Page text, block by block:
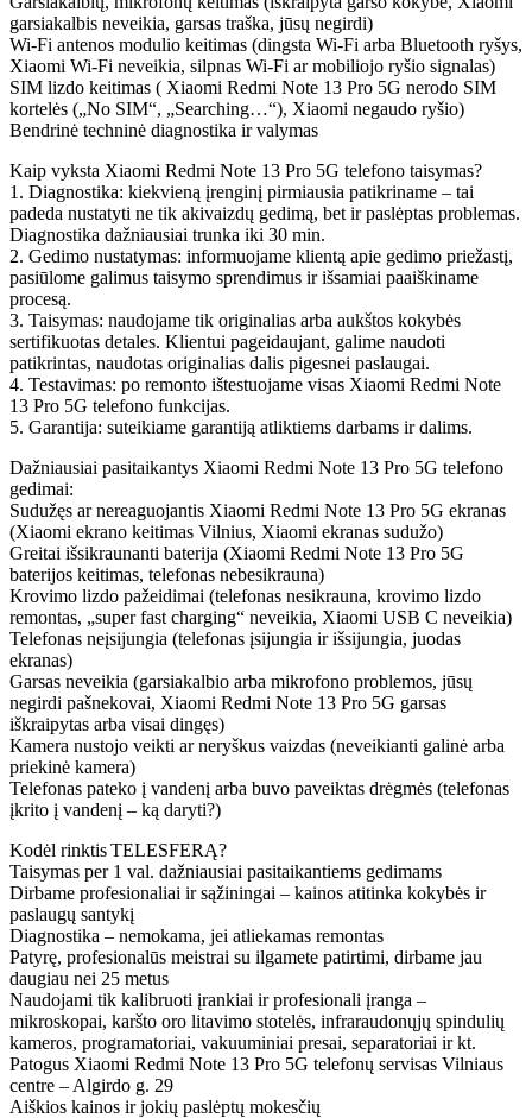
garsiakalbis neveikia, garsas traška, jūsų negirdi)
Wi-Fi antenos modulio keitimas (dingsta Wi-Fi arba Bluetooth ryšys,
Xiaomi Wi-Fi neveikia, silpnas Wi-Fi ar mobiliojo ryšio signalas)
SIM lizdo keitimas ( Xiaomi Redmi Note 13 Pro 5G nerodo SIM
kortelės („No SIM“, „Searching…“), Xiaomi negaudo ryšio)
Bendrinė techninė diagnostika ir valymas
Kaip vyksta Xiaomi Redmi Note 13 Pro 5G telefono taisymas?
1. Diagnostika: kiekvieną įrenginį pirmiausia patikriname – tai
padeda nustatyti ne tik akivaizdų gedimą, bet ir paslėptas problemas.
Diagnostika dažniausiai trunka iki 30 min.
2. Gedimo nustatymas: informuojame klientą apie gedimo priežastį,
pasiūlome galimus taisymo sprendimus ir išsamiai paaiškiname
procesą.
3. Taisymas: naudojame tik originalias arba aukštos kokybės
sertifikuotas detales. Klientui pageidaujant, galime naudoti
patikrintas, naudotas originalias dalis pigesnei paslaugai.
4. Testavimas: po remonto ištestuojame visas Xiaomi Redmi Note
13 Pro 5G telefono funkcijas.
5. Garantija: suteikiame garantiją atliktiems darbams ir dalims.
Dažniausiai pasitaikantys Xiaomi Redmi Note 13 Pro 5G telefono
gedimai:
Sudužęs ar nereaguojantis Xiaomi Redmi Note 13 Pro 5G ekranas
(Xiaomi ekrano keitimas Vilnius, Xiaomi ekranas sudužo)
Greitai išsikraunanti baterija (Xiaomi Redmi Note 13 Pro 5G
baterijos keitimas, telefonas nebesikrauna)
Krovimo lizdo pažeidimai (telefonas nesikrauna, krovimo lizdo
remontas, „super fast charging“ neveikia, Xiaomi USB C neveikia)
Telefonas neįsijungia (telefonas įsijungia ir išsijungia, juodas
ekranas)
Garsas neveikia (garsiakalbio arba mikrofono problemos, jūsų
negirdi pašnekovai, Xiaomi Redmi Note 13 Pro 5G garsas
iškraipytas arba visai dingęs)
Kamera nustojo veikti ar neryškus vaizdas (neveikianti galinė arba
priekinė kamera)
Telefonas pateko į vandenį arba buvo paveiktas drėgmės (telefonas
įkrito į vandenį – ką daryti?)
Kodėl rinktis TELESFERĄ?
Taisymas per 1 val. dažniausiai pasitaikantiems gedimams
Dirbame profesionaliai ir sąžiningai – kainos atitinka kokybės ir
paslaugų santykį
Diagnostika – nemokama, jei atliekamas remontas
Patyrę, profesionalūs meistrai su ilgamete patirtimi, dirbame jau
daugiau nei 25 metus
Naudojami tik kalibruoti įrankiai ir profesionali įranga –
mikroskopai, karšto oro litavimo stotelės, infraraudonųjų spindulių
kameros, programatoriai, vakuuminiai presai, separatoriai ir kt.
Patogus Xiaomi Redmi Note 13 Pro 5G telefonų servisas Vilniaus
centre – Algirdo g. 29
Aiškios kainos ir jokių paslėptų mokesčių